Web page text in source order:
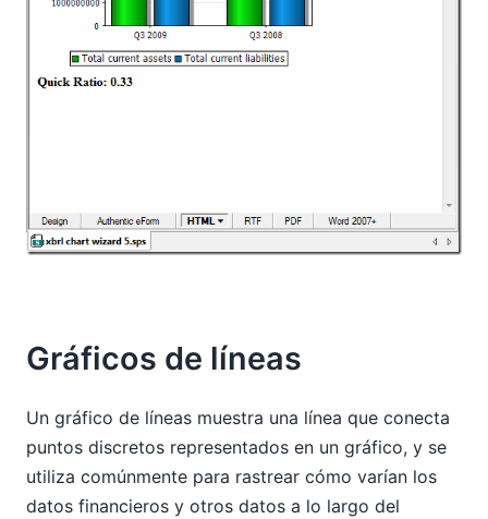
Gráficos de líneas
Un gráfico de líneas muestra una línea que conecta
puntos discretos representados en un gráfico, y se
utiliza comúnmente para rastrear cómo varían los
datos financieros y otros datos a lo largo del